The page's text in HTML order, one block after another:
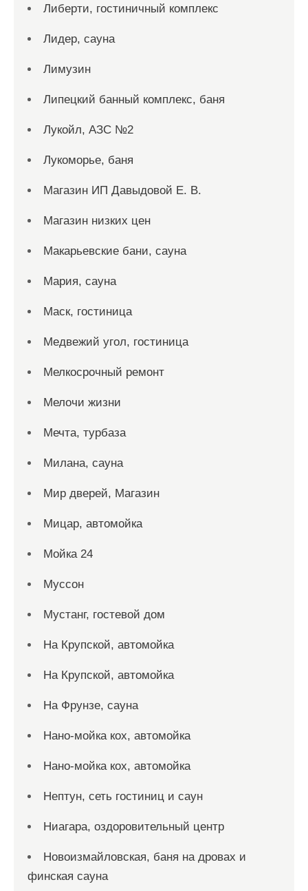
Либерти, гостиничный комплекс
Лидер, сауна
Лимузин
Липецкий банный комплекс, баня
Лукойл, АЗС №2
Лукоморье, баня
Магазин ИП Давыдовой Е. В.
Магазин низких цен
Макарьевские бани, сауна
Мария, сауна
Маск, гостиница
Медвежий угол, гостиница
Мелкосрочный ремонт
Мелочи жизни
Мечта, турбаза
Милана, сауна
Мир дверей, Магазин
Мицар, автомойка
Мойка 24
Муссон
Мустанг, гостевой дом
На Крупской, автомойка
На Крупской, автомойка
На Фрунзе, сауна
Нано-мойка кох, автомойка
Нано-мойка кох, автомойка
Нептун, сеть гостиниц и саун
Ниагара, оздоровительный центр
Новоизмайловская, баня на дровах и
финская сауна